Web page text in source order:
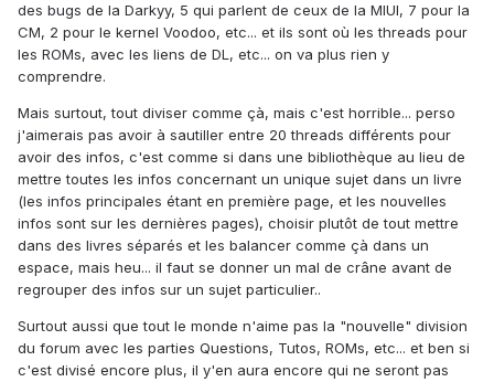
des bugs de la Darkyy, 5 qui parlent de ceux de la MIUI, 7 pour la
CM, 2 pour le kernel Voodoo, etc... et ils sont où les threads pour
les ROMs, avec les liens de DL, etc... on va plus rien y
comprendre.
Mais surtout, tout diviser comme çà, mais c'est horrible... perso
j'aimerais pas avoir à sautiller entre 20 threads différents pour
avoir des infos, c'est comme si dans une bibliothèque au lieu de
mettre toutes les infos concernant un unique sujet dans un livre
(les infos principales étant en première page, et les nouvelles
infos sont sur les dernières pages), choisir plutôt de tout mettre
dans des livres séparés et les balancer comme çà dans un
espace, mais heu... il faut se donner un mal de crâne avant de
regrouper des infos sur un sujet particulier..
Surtout aussi que tout le monde n'aime pas la "nouvelle" division
du forum avec les parties Questions, Tutos, ROMs, etc... et ben si
c'est divisé encore plus, il y'en aura encore qui ne seront pas